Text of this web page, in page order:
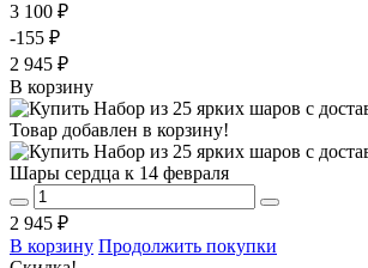
3 100 ₽
-155 ₽
2 945 ₽
В корзину
Товар добавлен в корзину!
Шары сердца к 14 февраля
2 945 ₽
В корзину Продолжить покупки